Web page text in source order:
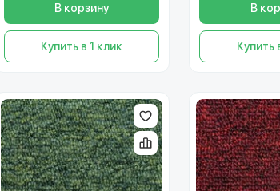
В корзину
Купить в 1 клик
В
Купить